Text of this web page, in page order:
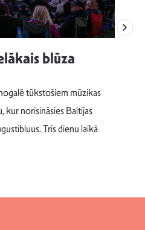
blūza
tūkstošiem mūzikas
kur norisināsies Baltijas
Trīs dienu laikā